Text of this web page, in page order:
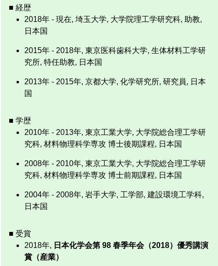
■ 経歴
2018年 - 現在, 埼玉大学, 大学院理工学研究科, 助教,
日本国
2015年 - 2018年, 東京医科歯科大学, 生体材料工学研
究所, 特任助教, 日本国
2013年 - 2015年, 京都大学, 化学研究所, 研究員, 日本
国
■ 学歴
2010年 - 2013年, 東京工業大学, 大学院総合理工学研
究科, 材料物理科学専攻 博士後期課程, 日本国
2008年 - 2010年, 東京工業大学, 大学院総合理工学研
究科, 材料物理科学専攻 博士前期課程, 日本国
2004年 - 2008年, 岩手大学, 工学部, 建設環境工学科,
日本国
■ 受賞
2018年, 日本化学会第 98 春季年会（2018）優秀講演
賞（産業）